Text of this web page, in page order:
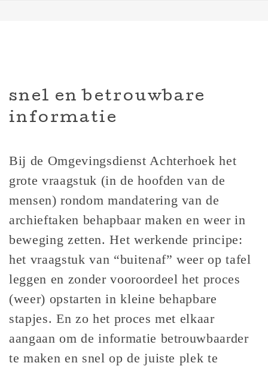
snel en betrouwbare
informatie
Bij de Omgevingsdienst Achterhoek het
grote vraagstuk (in de hoofden van de
mensen) rondom mandatering van de
archieftaken behapbaar maken en weer in
beweging zetten. Het werkende principe:
het vraagstuk van “buitenaf” weer op tafel
leggen en zonder vooroordeel het proces
(weer) opstarten in kleine behapbare
stapjes. En zo het proces met elkaar
aangaan om de informatie betrouwbaarder
te maken en snel op de juiste plek te